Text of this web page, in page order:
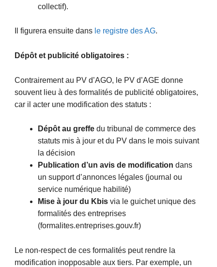
collectif).
Il figurera ensuite dans le registre des AG.
Dépôt et publicité obligatoires :
Contrairement au PV d’AGO, le PV d’AGE donne
souvent lieu à des formalités de publicité obligatoires,
car il acter une modification des statuts :
Dépôt au greffe du tribunal de commerce des
statuts mis à jour et du PV dans le mois suivant
la décision
Publication d’un avis de modification dans
un support d’annonces légales (journal ou
service numérique habilité)
Mise à jour du Kbis via le guichet unique des
formalités des entreprises
(formalites.entreprises.gouv.fr)
Le non-respect de ces formalités peut rendre la
modification inopposable aux tiers. Par exemple, un